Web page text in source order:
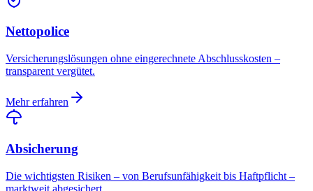
Nettopolice
Versicherungslösungen ohne eingerechnete Abschlusskosten –
transparent vergütet.
Mehr erfahren
Absicherung
Die wichtigsten Risiken – von Berufsunfähigkeit bis Haftpflicht –
marktweit abgesichert.